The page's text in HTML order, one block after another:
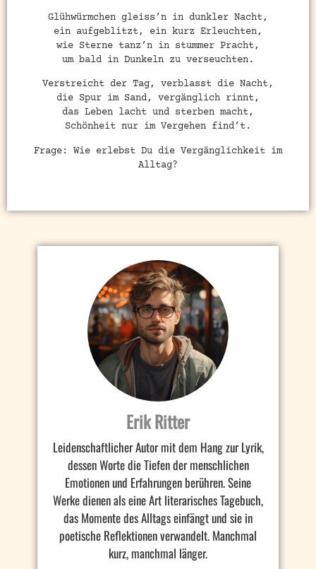
Glühwürmchen gleiss’n in dunkler Nacht,
ein aufgeblitzt, ein kurz Erleuchten,
wie Sterne tanz’n in stummer Pracht,
um bald in Dunkeln zu verseuchten.
Verstreicht der Tag, verblasst die Nacht,
die Spur im Sand, vergänglich rinnt,
das Leben lacht und sterben macht,
Schönheit nur im Vergehen find’t.
Frage: Wie erlebst Du die Vergänglichkeit im
Alltag?
Erik Ritter
Leidenschaftlicher Autor mit dem Hang zur Lyrik,
dessen Worte die Tiefen der menschlichen
Emotionen und Erfahrungen berühren. Seine
Werke dienen als eine Art literarisches Tagebuch,
das Momente des Alltags einfängt und sie in
poetische Reflektionen verwandelt. Manchmal
kurz, manchmal länger.